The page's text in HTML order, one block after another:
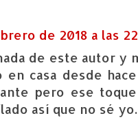
de 2018 a las
de este autor y
en casa desde
pero ese
así que no sé yo.